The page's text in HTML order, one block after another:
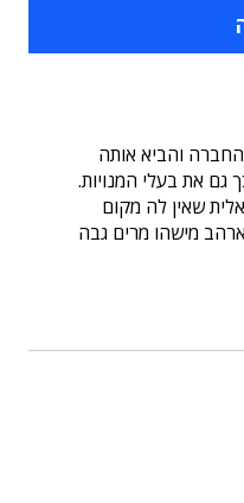
החברה והביא אותה
גם את בעלי המנויות.
שאין לה מקום
מישהו מרים גבה